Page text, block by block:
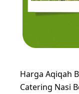
Harga Aqiqah
Catering Nasi